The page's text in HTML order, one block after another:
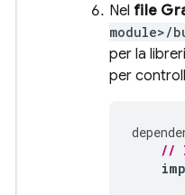
Nel file
per la
per
//